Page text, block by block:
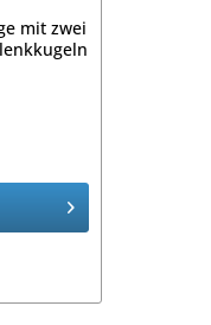
mit zwei